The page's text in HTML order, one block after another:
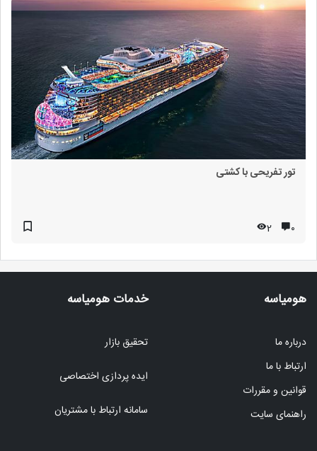
تور تفریحی با کشتی
۰ 2
هومیاسه
درباره ما
ارتباط با ما
قوانین و مقررات
راهنمای سایت
خدمات هومیاسه
تحقیق بازار
ایده پردازی اختصاصی
سامانه ارتباط با مشتریان